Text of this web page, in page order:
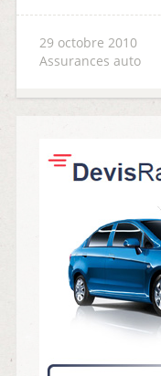
29 octobre 2010
Assurances auto